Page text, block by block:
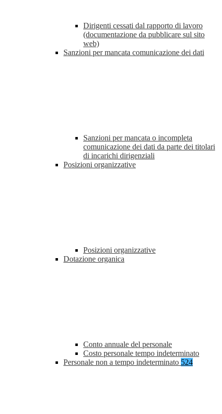
Dirigenti cessati dal rapporto di lavoro
(documentazione da pubblicare sul sito
web)
Sanzioni per mancata comunicazione dei dati
Sanzioni per mancata o incompleta
comunicazione dei dati da parte dei titolari
di incarichi dirigenziali
Posizioni organizzative
Posizioni organizzative
Dotazione organica
Conto annuale del personale
Costo personale tempo indeterminato
Personale non a tempo indeterminato 524